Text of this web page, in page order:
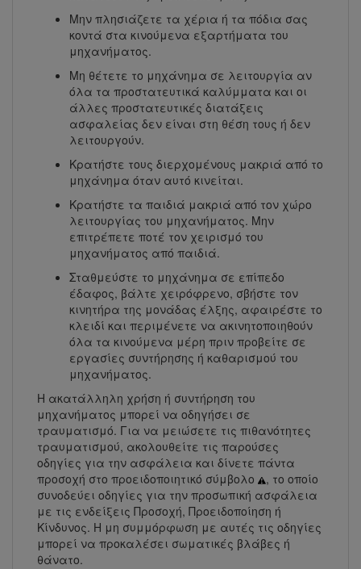
Μην πλησιάζετε τα χέρια ή τα πόδια σας
κοντά στα κινούμενα εξαρτήματα του
μηχανήματος.
Μη θέτετε το μηχάνημα σε λειτουργία αν
όλα τα προστατευτικά καλύμματα και οι
άλλες προστατευτικές διατάξεις
ασφαλείας δεν είναι στη θέση τους ή δεν
λειτουργούν.
Κρατήστε τους διερχομένους μακριά από το
μηχάνημα όταν αυτό κινείται.
Κρατήστε τα παιδιά μακριά από τον χώρο
λειτουργίας του μηχανήματος. Μην
επιτρέπετε ποτέ τον χειρισμό του
μηχανήματος από παιδιά.
Σταθμεύστε το μηχάνημα σε επίπεδο
έδαφος, βάλτε χειρόφρενο, σβήστε τον
κινητήρα της μονάδας έλξης, αφαιρέστε το
κλειδί και περιμένετε να ακινητοποιηθούν
όλα τα κινούμενα μέρη πριν προβείτε σε
εργασίες συντήρησης ή καθαρισμού του
μηχανήματος.
Η ακατάλληλη χρήση ή συντήρηση του
μηχανήματος μπορεί να οδηγήσει σε
τραυματισμό. Για να μειώσετε τις πιθανότητες
τραυματισμού, ακολουθείτε τις παρούσες
οδηγίες για την ασφάλεια και δίνετε πάντα
προσοχή στο προειδοποιητικό σύμβολο
, το οποίο
συνοδεύει οδηγίες για την προσωπική ασφάλεια
με τις ενδείξεις Προσοχή, Προειδοποίηση ή
Κίνδυνος. Η μη συμμόρφωση με αυτές τις οδηγίες
μπορεί να προκαλέσει σωματικές βλάβες ή
θάνατο.